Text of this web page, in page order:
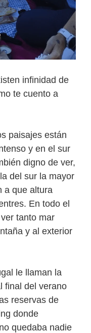
infinidad de
te cuento a
paisajes están
y en el sur
digno de ver,
del sur la mayor
a que altura
En todo el
tanto mar
y al exterior
le llaman la
final del verano
reservas de
donde
quedaba nadie